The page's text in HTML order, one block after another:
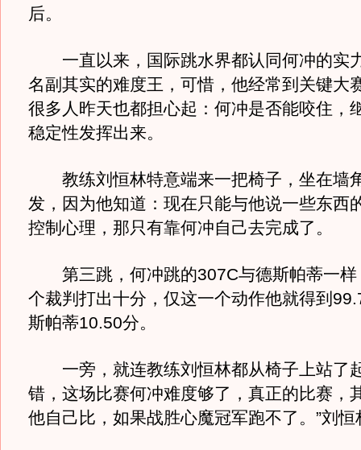
后。
一直以来，国际跳水界都认同何冲的实
名副其实的难度王，可惜，他经常到关键大
很多人昨天也都担心起：何冲是否能咬住，
稳定性发挥出来。
教练刘恒林特意端来一把椅子，坐在墙
发，因为他知道：现在只能与他说一些东西
控制心理，那只有靠何冲自己去完成了。
第三跳，何冲跳的307C与德斯帕蒂一样
个裁判打出十分，仅这一个动作他就得到
斯帕蒂10.50分。
一旁，就连教练刘恒林都从椅子上站了
错，这场比赛何冲难度够了，真正的比赛，
他自己比，如果战胜心魔冠军跑不了。”刘